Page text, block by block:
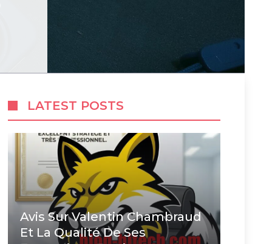
LATEST POSTS
Avis Sur Valentin Chambraud
Et La Qualité De Ses